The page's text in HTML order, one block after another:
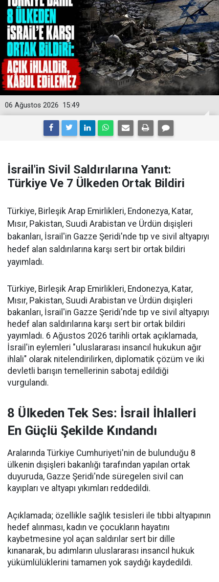
15:49
06 Ağustos 2026
İsrail'in Sivil Saldırılarına Yanıt:
Türkiye Ve 7 Ülkeden Ortak Bildiri
Türkiye, Birleşik Arap Emirlikleri, Endonezya, Katar,
Mısır, Pakistan, Suudi Arabistan ve Ürdün dışişleri
bakanları, İsrail'in Gazze Şeridi'nde tıp ve sivil altyapıyı
hedef alan saldırılarına karşı sert bir ortak bildiri
yayımladı.
Türkiye, Birleşik Arap Emirlikleri, Endonezya, Katar,
Mısır, Pakistan, Suudi Arabistan ve Ürdün dışişleri
bakanları, İsrail'in Gazze Şeridi'nde tıp ve sivil altyapıyı
hedef alan saldırılarına karşı sert bir ortak bildiri
yayımladı. 6 Ağustos 2026 tarihli ortak açıklamada,
İsrail'in eylemleri "uluslararası insancıl hukukun ağır
ihlali" olarak nitelendirilirken, diplomatik çözüm ve iki
devletli barışın temellerinin sabotaj edildiği
vurgulandı.
8 Ülkeden Tek Ses: İsrail İhlalleri
En Güçlü Şekilde Kındandı
Aralarında Türkiye Cumhuriyeti'nin de bulunduğu 8
ülkenin dışişleri bakanlığı tarafından yapılan ortak
duyuruda, Gazze Şeridi'nde süregelen sivil can
kayıpları ve altyapı yıkımları reddedildi.
Açıklamada; özellikle sağlık tesisleri ile tıbbi altyapının
hedef alınması, kadın ve çocukların hayatını
kaybetmesine yol açan saldırılar sert bir dille
kınanarak, bu adımların uluslararası insancıl hukuk
yükümlülüklerini tamamen yok saydığı kaydedildi.